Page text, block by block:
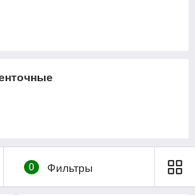
0 Фильтры